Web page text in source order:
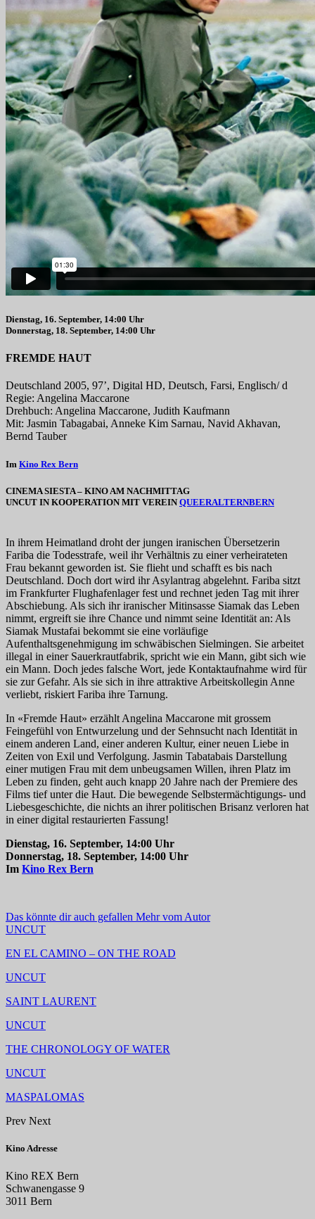
Dienstag, 16. September, 14:00 Uhr
Donnerstag, 18. September, 14:00 Uhr
FREMDE HAUT
Deutschland 2005, 97’, Digital HD, Deutsch, Farsi, Englisch/ d
Regie: Angelina Maccarone
Drehbuch: Angelina Maccarone, Judith Kaufmann
Mit: Jasmin Tabagabai, Anneke Kim Sarnau, Navid Akhavan,
Bernd Tauber
Im Kino Rex Bern
CINEMA SIESTA – KINO AM NACHMITTAG
UNCUT IN KOOPERATION MIT VEREIN QUEERALTERNBERN
In ihrem Heimatland droht der jungen iranischen Übersetzerin
Fariba die Todesstrafe, weil ihr Verhältnis zu einer verheirateten
Frau bekannt geworden ist. Sie flieht und schafft es bis nach
Deutschland. Doch dort wird ihr Asylantrag abgelehnt. Fariba sitzt
im Frankfurter Flughafenlager fest und rechnet jeden Tag mit ihrer
Abschiebung. Als sich ihr iranischer Mitinsasse Siamak das Leben
nimmt, ergreift sie ihre Chance und nimmt seine Identität an: Als
Siamak Mustafai bekommt sie eine vorläufige
Aufenthaltsgenehmigung im schwäbischen Sielmingen. Sie arbeitet
illegal in einer Sauerkrautfabrik, spricht wie ein Mann, gibt sich wie
ein Mann. Doch jedes falsche Wort, jede Kontaktaufnahme wird für
sie zur Gefahr. Als sie sich in ihre attraktive Arbeitskollegin Anne
verliebt, riskiert Fariba ihre Tarnung.
In «Fremde Haut» erzählt Angelina Maccarone mit grossem
Feingefühl von Entwurzelung und der Sehnsucht nach Identität in
einem anderen Land, einer anderen Kultur, einer neuen Liebe in
Zeiten von Exil und Verfolgung. Jasmin Tabatabais Darstellung
einer mutigen Frau mit dem unbeugsamen Willen, ihren Platz im
Leben zu finden, geht auch knapp 20 Jahre nach der Premiere des
Films tief unter die Haut. Die bewegende Selbstermächtigungs- und
Liebesgeschichte, die nichts an ihrer politischen Brisanz verloren hat
in einer digital restaurierten Fassung!
Dienstag, 16. September, 14:00 Uhr
Donnerstag, 18. September, 14:00 Uhr
Im Kino Rex Bern
Das könnte dir auch gefallen Mehr vom Autor
UNCUT
EN EL CAMINO – ON THE ROAD
UNCUT
SAINT LAURENT
UNCUT
THE CHRONOLOGY OF WATER
UNCUT
MASPALOMAS
Prev Next
Kino Adresse
Kino REX Bern
Schwanengasse 9
3011 Bern